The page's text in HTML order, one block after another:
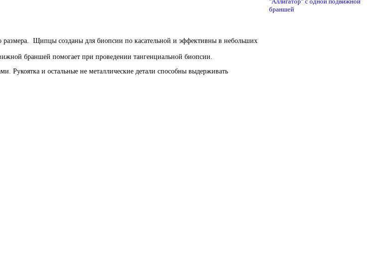
размера. Щипцы созданы для биопсии по касательной и эффективны в небольших
браншей помогает при проведении тангенциальной биопсии.
и остальные не металлические детали способны выдерживать